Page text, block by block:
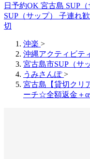
日予約OK 宮古島 SUP
SUP（サップ） 子連れ
切
沖楽 >
沖縄アクティビテ
宮古島市SUP（サ
うみさんぽ>
宮古島【貸切クリ
ーチ☆全額返金＋